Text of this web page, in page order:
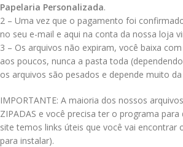
Papelaria Personalizada.
2 – Uma vez que o pagamento foi
no seu e-mail e aqui na conta da nossa loja
3 – Os arquivos não expiram, você baixa
aos poucos, nunca a pasta toda
os arquivos são pesados e depende muito
IMPORTANTE: A maioria dos nossos
ZIPADAS e você precisa ter o programa
site temos links úteis que você vai encontrar
para instalar).